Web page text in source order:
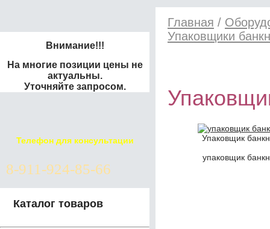
Внимание!!!
На многие позиции цены не
актуальны.
Уточняйте запросом.
Телефон для консультации
8-911-924-85-66
Каталог товаров
Главная /
Упаковщики
Упаковщик
упаковщик